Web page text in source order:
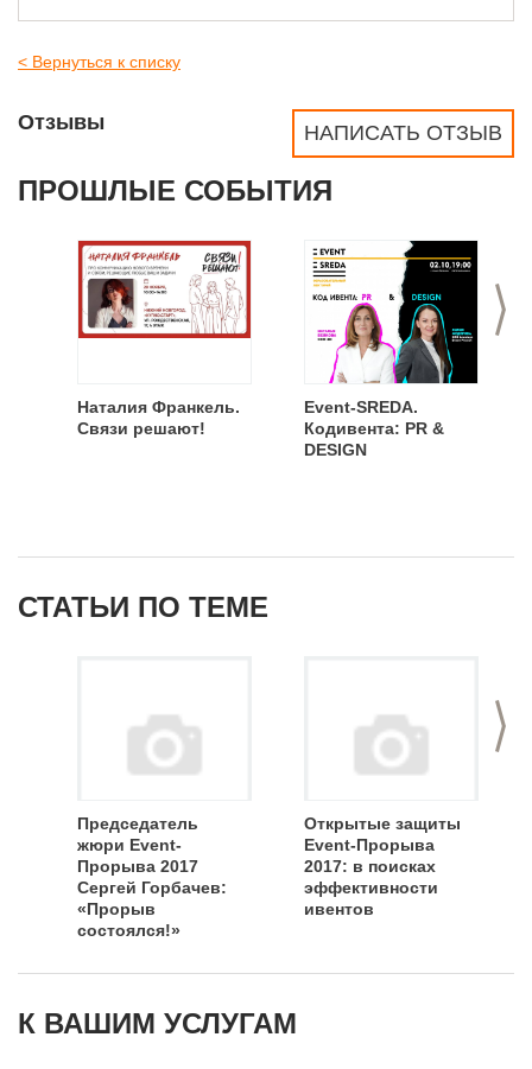
< Вернуться к списку
НАПИСАТЬ ОТЗЫВ
Отзывы
ПРОШЛЫЕ СОБЫТИЯ
>
Наталия Франкель.
Связи решают!
Event-SREDA.
Кодивента: PR &
DESIGN
СТАТЬИ ПО ТЕМЕ
>
Председатель
жюри Event-
Прорыва 2017
Сергей Горбачев:
«Прорыв
состоялся!»
Открытые защиты
Event-Прорыва
2017: в поисках
эффективности
ивентов
К ВАШИМ УСЛУГАМ